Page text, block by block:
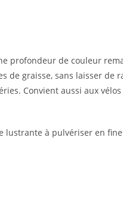
profondeur de couleur
de graisse, sans laisser de
Convient aussi aux
lustrante à pulvériser en